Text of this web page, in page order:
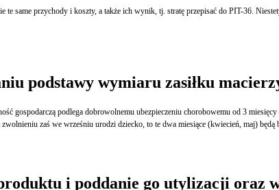
podstawy wymiaru zasiłku
i okazało się, że jest w ciąży. Czy jeżeli w maju i czerwcu przedsiębiorca będzie
i poddanie go utylizacji